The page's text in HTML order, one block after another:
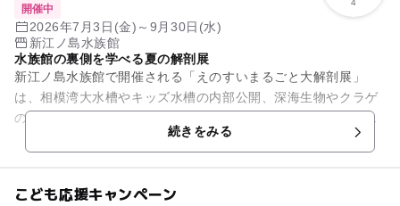
4
開催中
2026年7月3日(金)～9月30日(水)
新江ノ島水族館
水族館の裏側を学べる夏の解剖展
新江ノ島水族館で開催される「えのすいまるごと大解剖展」
は、相模湾大水槽やキッズ水槽の内部公開、深海生物やクラゲ
の展示、サメやペンギンなどの体の仕組み紹介など、「生物」
「技術」「情熱」の視点で館内...
続きをみる
こども応援キャンぺーン